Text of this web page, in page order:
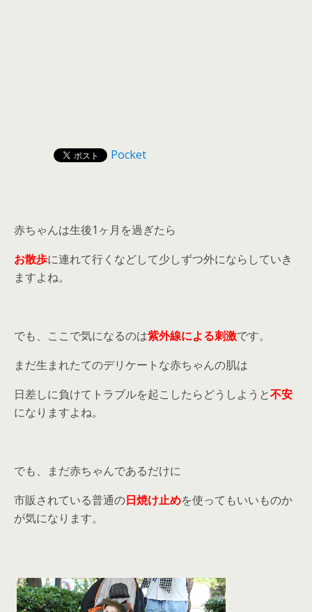
Pocket
赤ちゃんは生後1ヶ月を過ぎたら
お散歩に連れて行くなどして少しずつ外にならしていき
ますよね。
でも、ここで気になるのは紫外線による刺激です。
まだ生まれたてのデリケートな赤ちゃんの肌は
日差しに負けてトラブルを起こしたらどうしようと不安
になりますよね。
でも、まだ赤ちゃんであるだけに
市販されている普通の日焼け止めを使ってもいいものか
が気になります。